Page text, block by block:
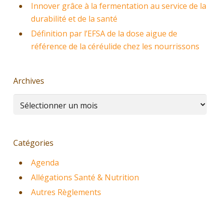
Innover grâce à la fermentation au service de la
durabilité et de la santé
Définition par l’EFSA de la dose aigue de
référence de la céréulide chez les nourrissons
Archives
Archives
Catégories
Agenda
Allégations Santé & Nutrition
Autres Règlements